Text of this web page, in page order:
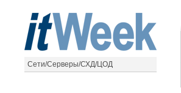
Сети/Серверы/СХД/ЦОД